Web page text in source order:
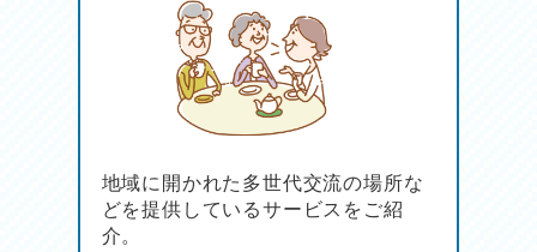
地域に開かれた多世代交流の場所な
どを提供しているサービスをご紹
介。